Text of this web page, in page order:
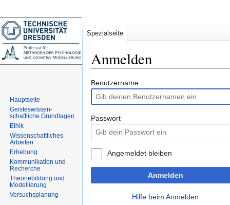
Anmelden
Zur
Navigation
springen
Zur
Suche
springen
Benutzername
Passwort
Angemeldet bleiben
Anmelden
Hilfe beim Anmelden
Spezialseite
Hauptseite
Geisteswissen-
schaftliche Grundlagen
Ethik
Wissenschaftliches
Arbeiten
Erhebung
Kommunikation und
Recherche
Theoriebildung und
Modellierung
Versuchsplanung